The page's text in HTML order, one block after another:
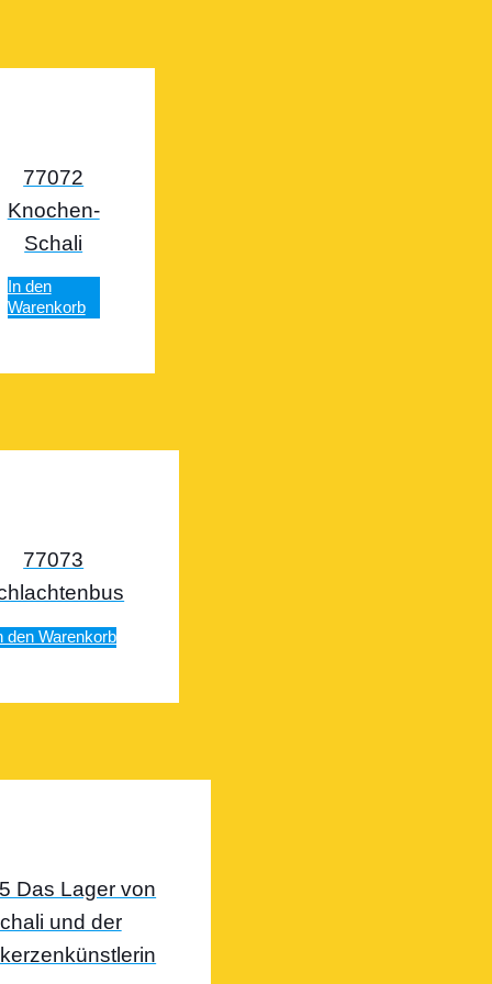
77072
Knochen-
Schali
In den
Warenkorb
77073
den Warenkorb
Das Lager von
und der